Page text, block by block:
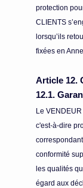
protection
CLIENTS
lorsqu’ils
fixées en
Article 12.
12.1.
Le
c'est-à-dire
conformité
les qualités
égard aux